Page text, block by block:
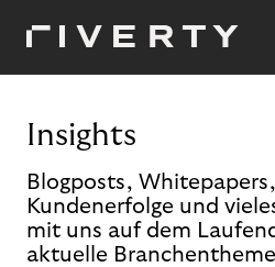
Insights
Blogposts,
Kundenerfolge und
mit uns auf dem
aktuelle